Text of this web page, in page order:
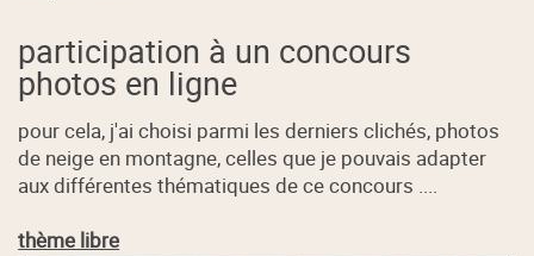
participation à un concours
photos en ligne
pour cela, j'ai choisi parmi les derniers clichés, photos
de neige en montagne, celles que je pouvais adapter
aux différentes thématiques de ce concours ....
thème libre